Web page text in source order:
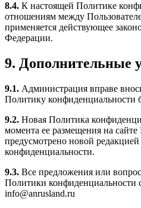
8.4. К настоящей Политике
отношениям между
применяется действующее
Федерации.
9. Дополнительные
9.1. Администрация вправе
Политику конфиденциальности
9.2. Новая Политика
момента ее размещения на
предусмотрено новой
конфиденциальности.
9.3. Все предложения или
Политики конфиденциальности
info@anrusland.ru